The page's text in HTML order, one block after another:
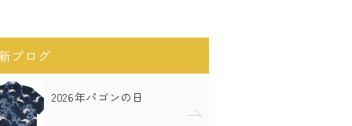
ブログ
2026年パゴンの日